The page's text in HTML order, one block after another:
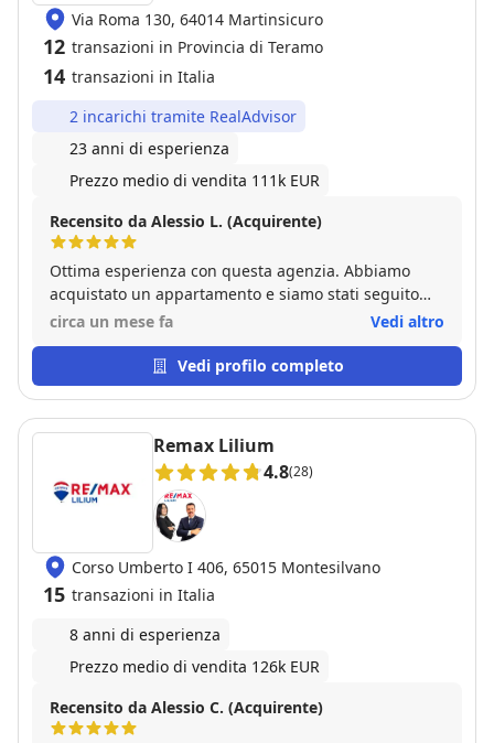
Via Roma 130, 64014 Martinsicuro
12 transazioni in Provincia di Teramo
14 transazioni in Italia
2 incarichi tramite RealAdvisor
23 anni di esperienza
Prezzo medio di vendita 111k EUR
Recensito da Alessio L. (Acquirente)
Ottima esperienza con questa agenzia. Abbiamo
acquistato un appartamento e siamo stati seguito
dall'inizio alla fine del percorso d'acquisto. Sempre
Una garanzia. Bravi!
circa un mese fa Vedi altro
Vedi profilo completo
Remax Lilium
4.8(28)
Corso Umberto I 406, 65015 Montesilvano
15 transazioni in Italia
8 anni di esperienza
Prezzo medio di vendita 126k EUR
Recensito da Alessio C. (Acquirente)